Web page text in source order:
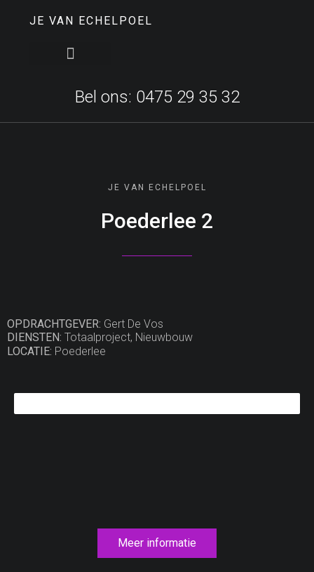
JE VAN ECHELPOEL
Bel ons: 0475 29 35 32
JE VAN ECHELPOEL
Poederlee 2
OPDRACHTGEVER: Gert De Vos
DIENSTEN: Totaalproject, Nieuwbouw
LOCATIE: Poederlee
Meer informatie